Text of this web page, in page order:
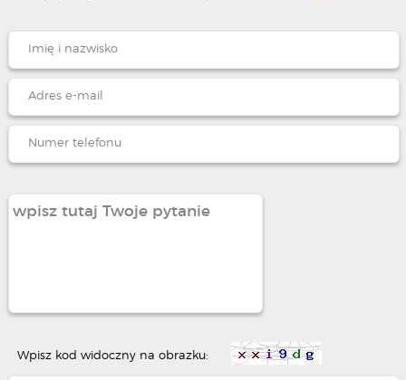
Wpisz kod widoczny na obrazku: